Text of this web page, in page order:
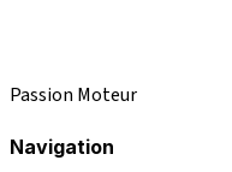
Passion Moteur
Navigation